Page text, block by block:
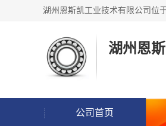
湖州恩
公司首页